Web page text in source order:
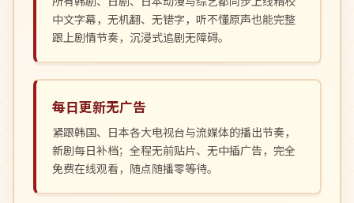
中文字幕，无机翻、无错字，听不懂原声也能完整
跟上剧情节奏，沉浸式追剧无障碍。
每日更新无广告
紧跟韩国、日本各大电视台与流媒体的播出节奏，
新剧每日补档；全程无前贴片、无中插广告，完全
免费在线观看，随点随播零等待。